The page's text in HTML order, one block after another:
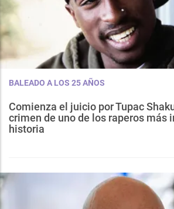
BALEADO A LOS 25 AÑOS
Comienza el juicio por Tupac
crimen de uno de los raperos más
historia